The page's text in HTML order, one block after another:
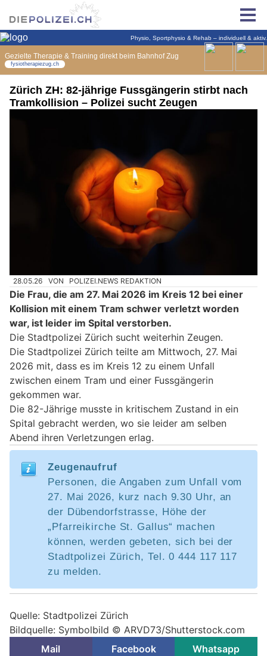
Zürich ZH: 82-jährige Fussgängerin stirbt nach
Tramkollision – Polizei sucht Zeugen
28.05.26 VON POLIZEI.NEWS REDAKTION
Die Frau, die am 27. Mai 2026 im Kreis 12 bei einer
Kollision mit einem Tram schwer verletzt worden
war, ist leider im Spital verstorben.
Die Stadtpolizei Zürich sucht weiterhin Zeugen.
Die Stadtpolizei Zürich teilte am Mittwoch, 27. Mai
2026 mit, dass es im Kreis 12 zu einem Unfall
zwischen einem Tram und einer Fussgängerin
gekommen war.
Die 82-Jährige musste in kritischem Zustand in ein
Spital gebracht werden, wo sie leider am selben
Abend ihren Verletzungen erlag.
Zeugenaufruf
Personen, die Angaben zum Unfall vom
27. Mai 2026, kurz nach 9.30 Uhr, an
der Dübendorfstrasse, Höhe der
„Pfarreikirche St. Gallus“ machen
können, werden gebeten, sich bei der
Stadtpolizei Zürich, Tel. 0 444 117 117
zu melden.
Quelle: Stadtpolizei Zürich
Bildquelle: Symbolbild © ARVD73/Shutterstock.com
Mail
Facebook Whatsapp